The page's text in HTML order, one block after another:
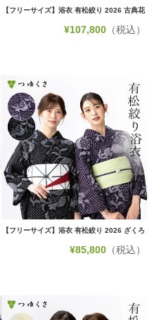
【フリーサイズ】浴衣 有松絞り 2026 古典花
¥107,800（税込）
【フリーサイズ】浴衣 有松絞り 2026 ざくろ
¥85,800（税込）